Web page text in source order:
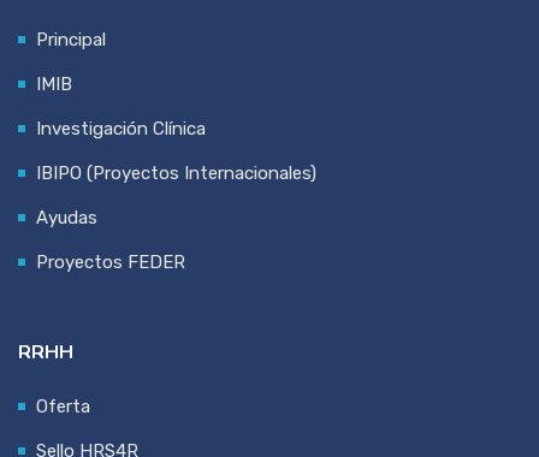
Principal
IMIB
Investigación Clínica
IBIPO (Proyectos Internacionales)
Ayudas
Proyectos FEDER
RRHH
Oferta
Sello HRS4R